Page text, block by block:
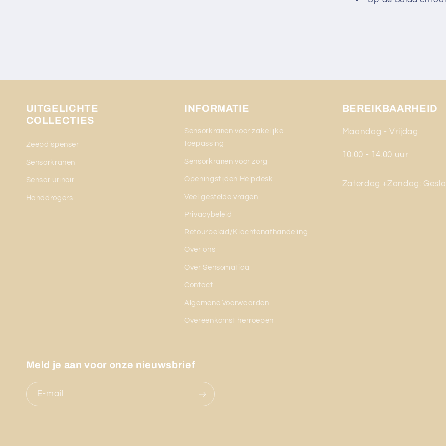
UITGELICHTE
COLLECTIES
Zeepdispenser
Sensorkranen
Sensor urinoir
Handdrogers
INFORMATIE
Sensorkranen voor zakelijke
toepassing
Sensorkranen voor zorg
Openingstijden Helpdesk
Veel gestelde vragen
Privacybeleid
Retourbeleid/Klachtenafhandeling
Over ons
Over Sensomatica
Contact
Algemene Voorwaarden
Overeenkomst herroepen
BEREIKBAARHEID
Maandag - Vrijdag
10.00 - 14.00 uur
Zaterdag +Zondag:
Meld je aan voor onze nieuwsbrief
E‑mail